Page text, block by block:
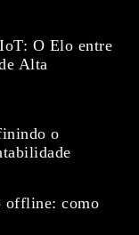
O Elo entre
Alta
o
offline: como